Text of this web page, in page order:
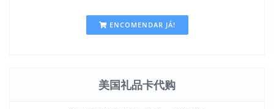
ENCOMENDAR JÁ!
美国礼品卡代购